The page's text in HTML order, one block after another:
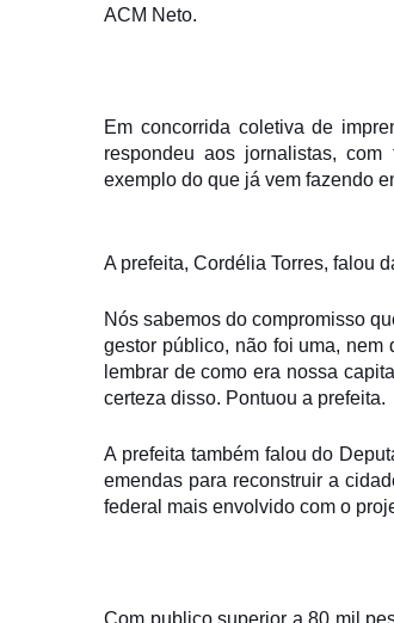
ACM Neto.
Em concorrida coletiva de
respondeu aos jornalistas,
exemplo do que já vem fazendo
A prefeita, Cordélia Torres, falou
Nós sabemos do compromisso
gestor público, não foi uma,
lembrar de como era nossa
certeza disso. Pontuou a prefeita.
A prefeita também falou do
emendas para reconstruir a
federal mais envolvido com o
Com publico superior a 80 mil